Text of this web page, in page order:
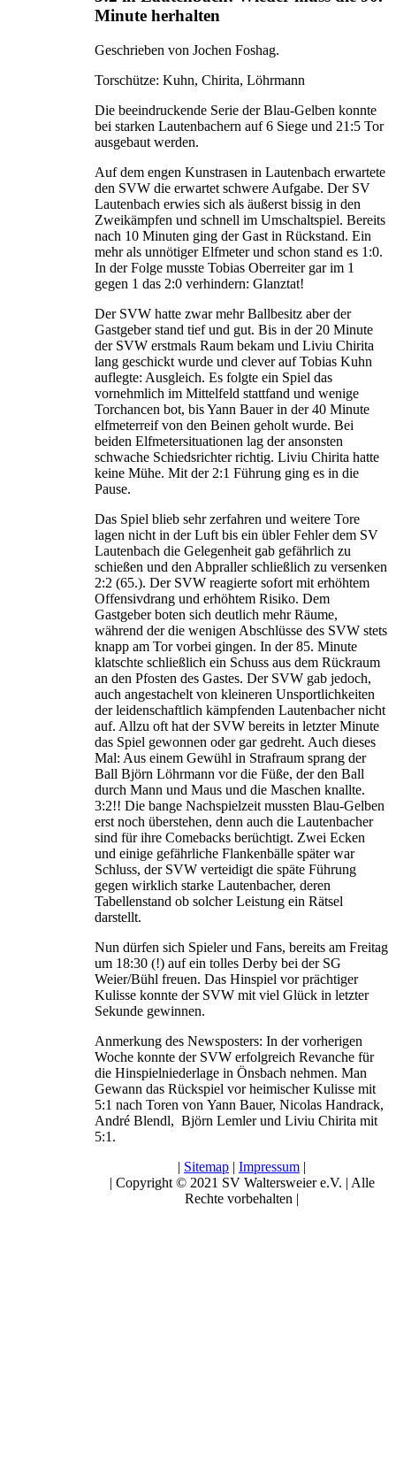
Minute herhalten
Geschrieben von Jochen Foshag.
Torschütze: Kuhn, Chirita, Löhrmann
Die beeindruckende Serie der Blau-Gelben konnte
bei starken Lautenbachern auf 6 Siege und 21:5 Tor
ausgebaut werden.
Auf dem engen Kunstrasen in Lautenbach erwartete
den SVW die erwartet schwere Aufgabe. Der SV
Lautenbach erwies sich als äußerst bissig in den
Zweikämpfen und schnell im Umschaltspiel. Bereits
nach 10 Minuten ging der Gast in Rückstand. Ein
mehr als unnötiger Elfmeter und schon stand es 1:0.
In der Folge musste Tobias Oberreiter gar im 1
gegen 1 das 2:0 verhindern: Glanztat!
Der SVW hatte zwar mehr Ballbesitz aber der
Gastgeber stand tief und gut. Bis in der 20 Minute
der SVW erstmals Raum bekam und Liviu Chirita
lang geschickt wurde und clever auf Tobias Kuhn
auflegte: Ausgleich. Es folgte ein Spiel das
vornehmlich im Mittelfeld stattfand und wenige
Torchancen bot, bis Yann Bauer in der 40 Minute
elfmeterreif von den Beinen geholt wurde. Bei
beiden Elfmetersituationen lag der ansonsten
schwache Schiedsrichter richtig. Liviu Chirita hatte
keine Mühe. Mit der 2:1 Führung ging es in die
Pause.
Das Spiel blieb sehr zerfahren und weitere Tore
lagen nicht in der Luft bis ein übler Fehler dem SV
Lautenbach die Gelegenheit gab gefährlich zu
schießen und den Abpraller schließlich zu versenken
2:2 (65.). Der SVW reagierte sofort mit erhöhtem
Offensivdrang und erhöhtem Risiko. Dem
Gastgeber boten sich deutlich mehr Räume,
während der die wenigen Abschlüsse des SVW stets
knapp am Tor vorbei gingen. In der 85. Minute
klatschte schließlich ein Schuss aus dem Rückraum
an den Pfosten des Gastes. Der SVW gab jedoch,
auch angestachelt von kleineren Unsportlichkeiten
der leidenschaftlich kämpfenden Lautenbacher nicht
auf. Allzu oft hat der SVW bereits in letzter Minute
das Spiel gewonnen oder gar gedreht. Auch dieses
Mal: Aus einem Gewühl in Strafraum sprang der
Ball Björn Löhrmann vor die Füße, der den Ball
durch Mann und Maus und die Maschen knallte.
3:2!! Die bange Nachspielzeit mussten Blau-Gelben
erst noch überstehen, denn auch die Lautenbacher
sind für ihre Comebacks berüchtigt. Zwei Ecken
und einige gefährliche Flankenbälle später war
Schluss, der SVW verteidigt die späte Führung
gegen wirklich starke Lautenbacher, deren
Tabellenstand ob solcher Leistung ein Rätsel
darstellt.
Nun dürfen sich Spieler und Fans, bereits am Freitag
um 18:30 (!) auf ein tolles Derby bei der SG
Weier/Bühl freuen. Das Hinspiel vor prächtiger
Kulisse konnte der SVW mit viel Glück in letzter
Sekunde gewinnen.
Anmerkung des Newsposters: In der vorherigen
Woche konnte der SVW erfolgreich Revanche für
die Hinspielniederlage in Önsbach nehmen. Man
Gewann das Rückspiel vor heimischer Kulisse mit
5:1 nach Toren von Yann Bauer, Nicolas Handrack,
André Blendl, Björn Lemler und Liviu Chirita mit
5:1.
| Sitemap | Impressum |
| Copyright © 2021 SV Waltersweier e.V. | Alle
Rechte vorbehalten |